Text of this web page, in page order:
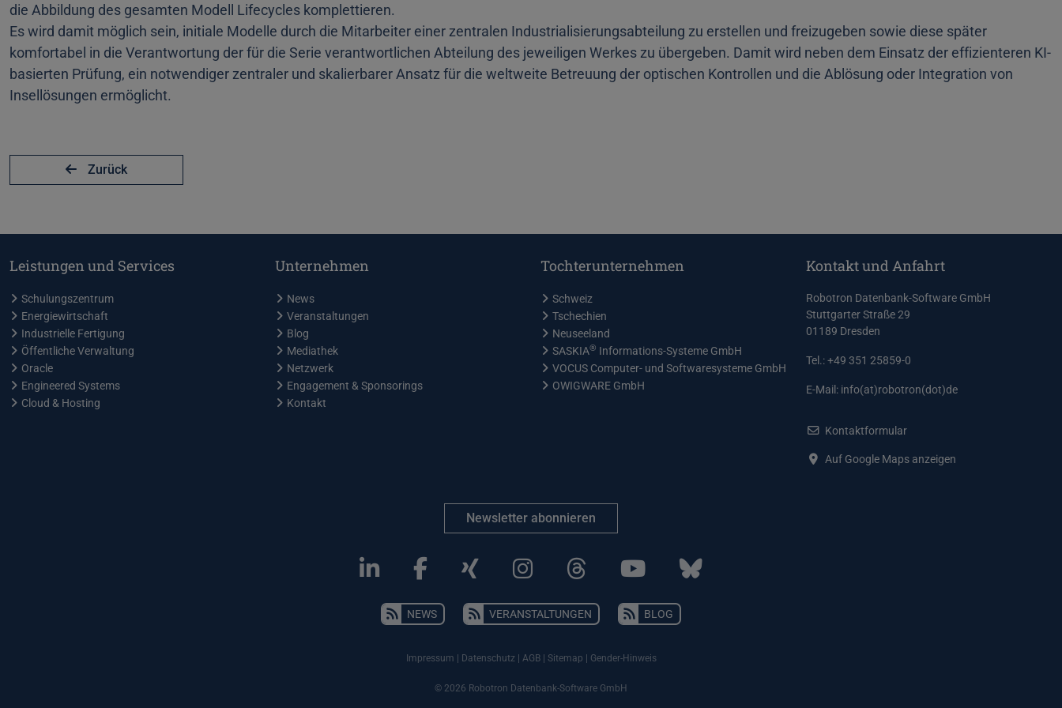
die Abbildung des gesamten Modell Lifecycles komplettieren.
Es wird damit möglich sein, initiale Modelle durch die Mitarbeiter einer zentralen Industrialisierungsabteilung zu erstellen und freizugeben sowie diese später
komfortabel in die Verantwortung der für die Serie verantwortlichen Abteilung des jeweiligen Werkes zu übergeben. Damit wird neben dem Einsatz der effizienteren KI-
basierten Prüfung, ein notwendiger zentraler und skalierbarer Ansatz für die weltweite Betreuung der optischen Kontrollen und die Ablösung oder Integration von
Insellösungen ermöglicht.
Zurück
Leistungen und Services
Schulungszentrum
Energiewirtschaft
Industrielle Fertigung
Öffentliche Verwaltung
Oracle
Engineered Systems
Cloud & Hosting
Unternehmen
News
Veranstaltungen
Blog
Mediathek
Netzwerk
Engagement & Sponsorings
Kontakt
Tochterunternehmen
Schweiz
Tschechien
Neuseeland
SASKIA® Informations-Systeme GmbH
VOCUS Computer- und Softwaresysteme GmbH
OWIGWARE GmbH
Kontakt und Anfahrt
Robotron Datenbank-Software GmbH
Stuttgarter Straße 29
01189 Dresden
Tel.: +49 351 25859-0
E-Mail: info(at)robotron(dot)de
Kontaktformular
Auf Google Maps anzeigen
Newsletter abonnieren
NEWS VERANSTALTUNGEN BLOG
Impressum Datenschutz AGB Sitemap Gender-Hinweis
© 2026 Robotron Datenbank-Software GmbH